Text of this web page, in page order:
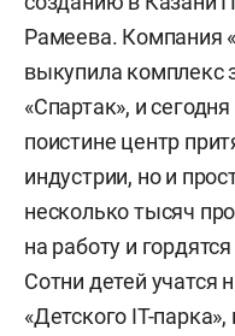
Рамеева. Компания
выкупила комплекс
«Спартак», и
поистине центр
индустрии, но и
несколько тысяч
на работу и
Сотни детей учатся
«Детского IT-